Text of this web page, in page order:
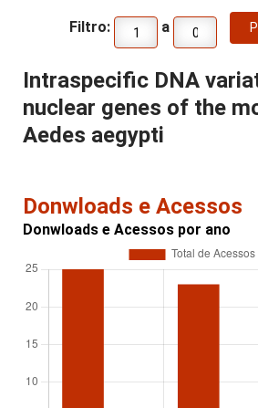
Filtro: a
Intraspecific DNA
nuclear genes of the
Aedes aegypti
Donwloads e Acessos
Donwloads e Acessos por ano